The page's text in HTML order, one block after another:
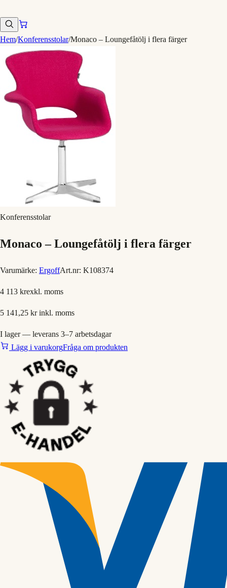
Hem/Konferensstolar/Monaco – Loungefåtölj i flera färger
Konferensstolar
Monaco – Loungefåtölj i flera färger
Varumärke: ErgoffArt.nr: K108374
4 113 krexkl. moms
5 141,25 krinkl. moms
I lager — leverans 3–7 arbetsdagar
Lägg i varukorgFråga om produkten